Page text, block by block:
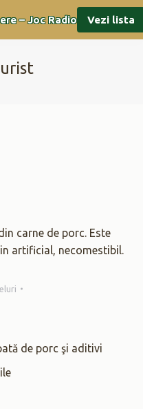
– Joc Radio Vezi lista
carne de porc. Este
artificial, necomestibil.
de porc şi aditivi